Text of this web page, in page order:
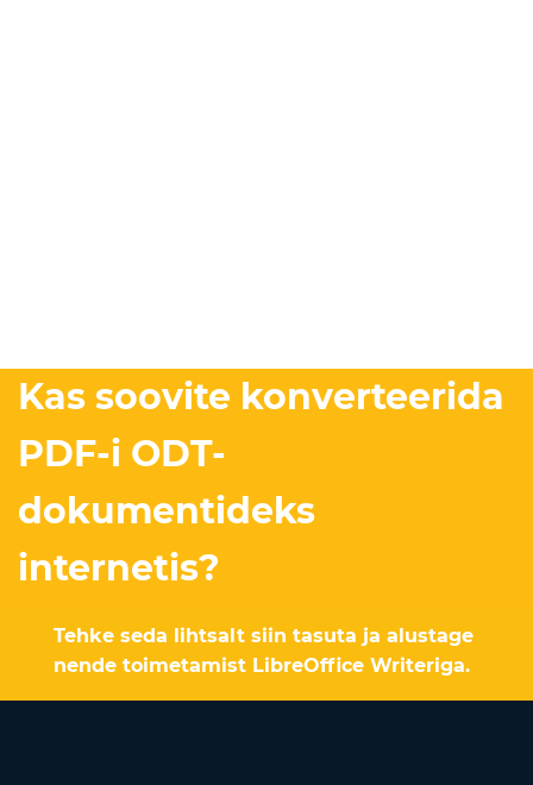
Kas soovite konverteerida
PDF-i ODT-
dokumentideks
internetis?
Tehke seda lihtsalt siin tasuta ja alustage
nende toimetamist LibreOffice Writeriga.